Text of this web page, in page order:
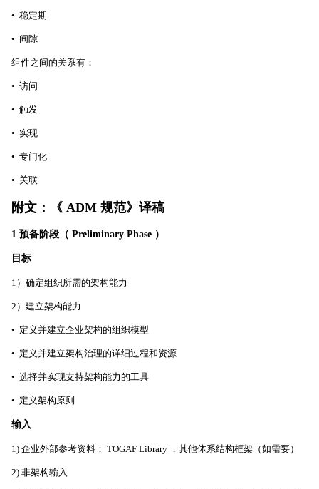
• 稳定期
• 间隙
组件之间的关系有：
• 访问
• 触发
• 实现
• 专门化
• 关联
附文：《 ADM 规范》译稿
1 预备阶段（ Preliminary Phase ）
目标
1）确定组织所需的架构能力
2）建立架构能力
• 定义并建立企业架构的组织模型
• 定义并建立架构治理的详细过程和资源
• 选择并实现支持架构能力的工具
• 定义架构原则
输入
1) 企业外部参考资料： TOGAF Library ，其他体系结构框架（如需要）
2) 非架构输入